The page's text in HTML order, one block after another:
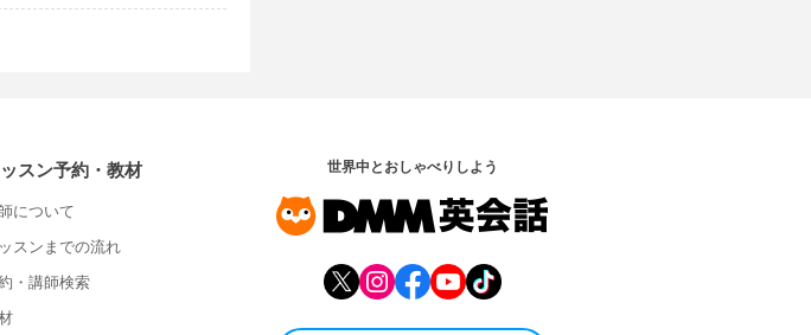
スン予約・教材
について
スンまでの流れ
・講師検索
世界中とおしゃべりしよう